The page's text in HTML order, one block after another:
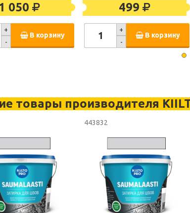
050
+
-
В корзину
499
+
-
В корзину
товары производителя
443832